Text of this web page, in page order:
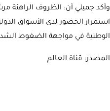
وأكد جميلي أن: الظروف الراهنة
استمرار الحضور لدى الأسواق
الوطنية في مواجهة الضغوط
المصدر: قناة العالم